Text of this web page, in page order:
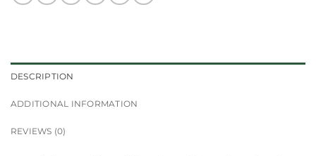
DESCRIPTION
ADDITIONAL INFORMATION
REVIEWS (0)